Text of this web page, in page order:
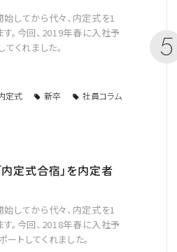
してから代々、内定式を1
。今回、2019年春に入社予
くれました。
定式 新卒 社員コラム
定式合宿」を内定者
してから代々、内定式を1
。今回、2018年春に入社予
トしてくれました。